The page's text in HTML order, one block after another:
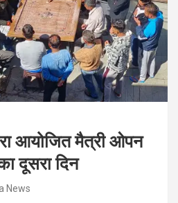
आयोजित मैत्री ओपन
दूसरा दिन
News